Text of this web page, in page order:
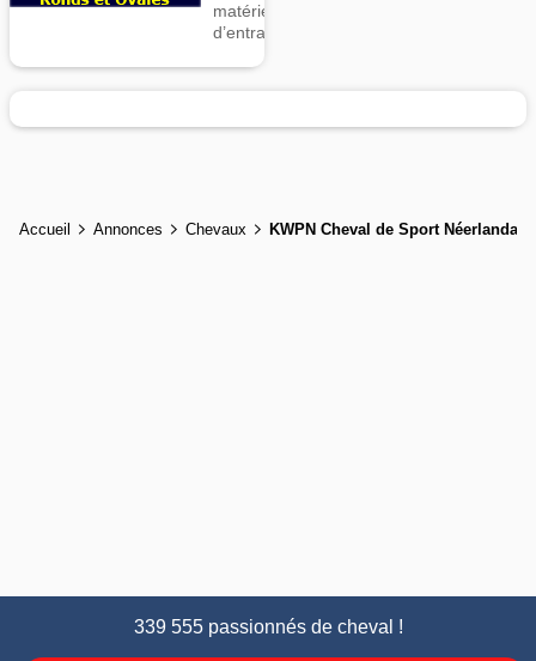
matériel
d’entrainement
Accueil Annonces Chevaux KWPN Cheval de Sport Néerlandais
339 555 passionnés de cheval !